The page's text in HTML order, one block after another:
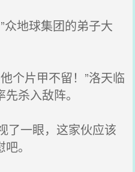
地球集团的弟子大
个片甲不留！”洛天临
杀入敌阵。
一眼，这家伙应该
。